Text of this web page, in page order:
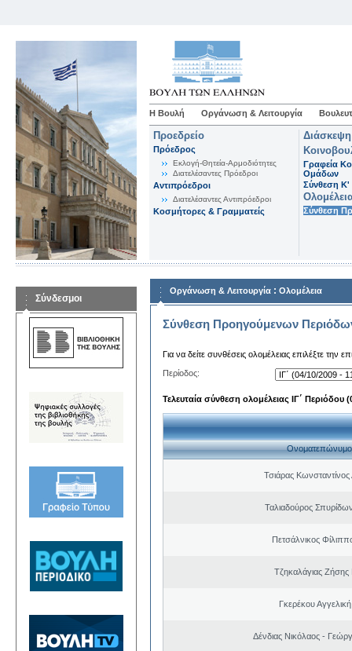
Η Βουλή Οργάνωση & Λειτουργία
Προεδρείο
Πρόεδρος
Εκλογή-Θητεία-Αρμοδιότητες
Διατελέσαντες Πρόεδροι
Αντιπρόεδροι
Διατελέσαντες Αντιπρόεδροι
Κοσμήτορες & Γραμματείς
Γραφεία
Ομάδων
Σύνθεση K'
Σύνθεση
Σύνδεσμοι
Οργάνωση & Λειτουργία : Ολομέλεια
Σύνθεση Προηγούμενων
Για να δείτε συνθέσεις ολομέλειας επιλέξτε την
Περίοδος:
Τελευταία σύνθεση ολομέλειας ΙΓ΄ Περιόδου
Ονοματεπώνυμο
Τσιάρας
Ταλιαδούρος
Πετσάλνικος
Τζηκαλάγιας Ζήσης
Γκερέκου
Δένδιας Νικόλαος -